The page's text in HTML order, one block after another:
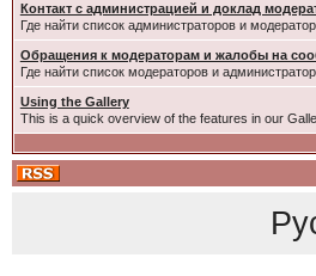
Контакт с администрацией и доклад
Где найти список администраторов и
Обращения к модераторам и жалобы на
Где найти список модераторов и
Using the Gallery
This is a quick overview of the features in our